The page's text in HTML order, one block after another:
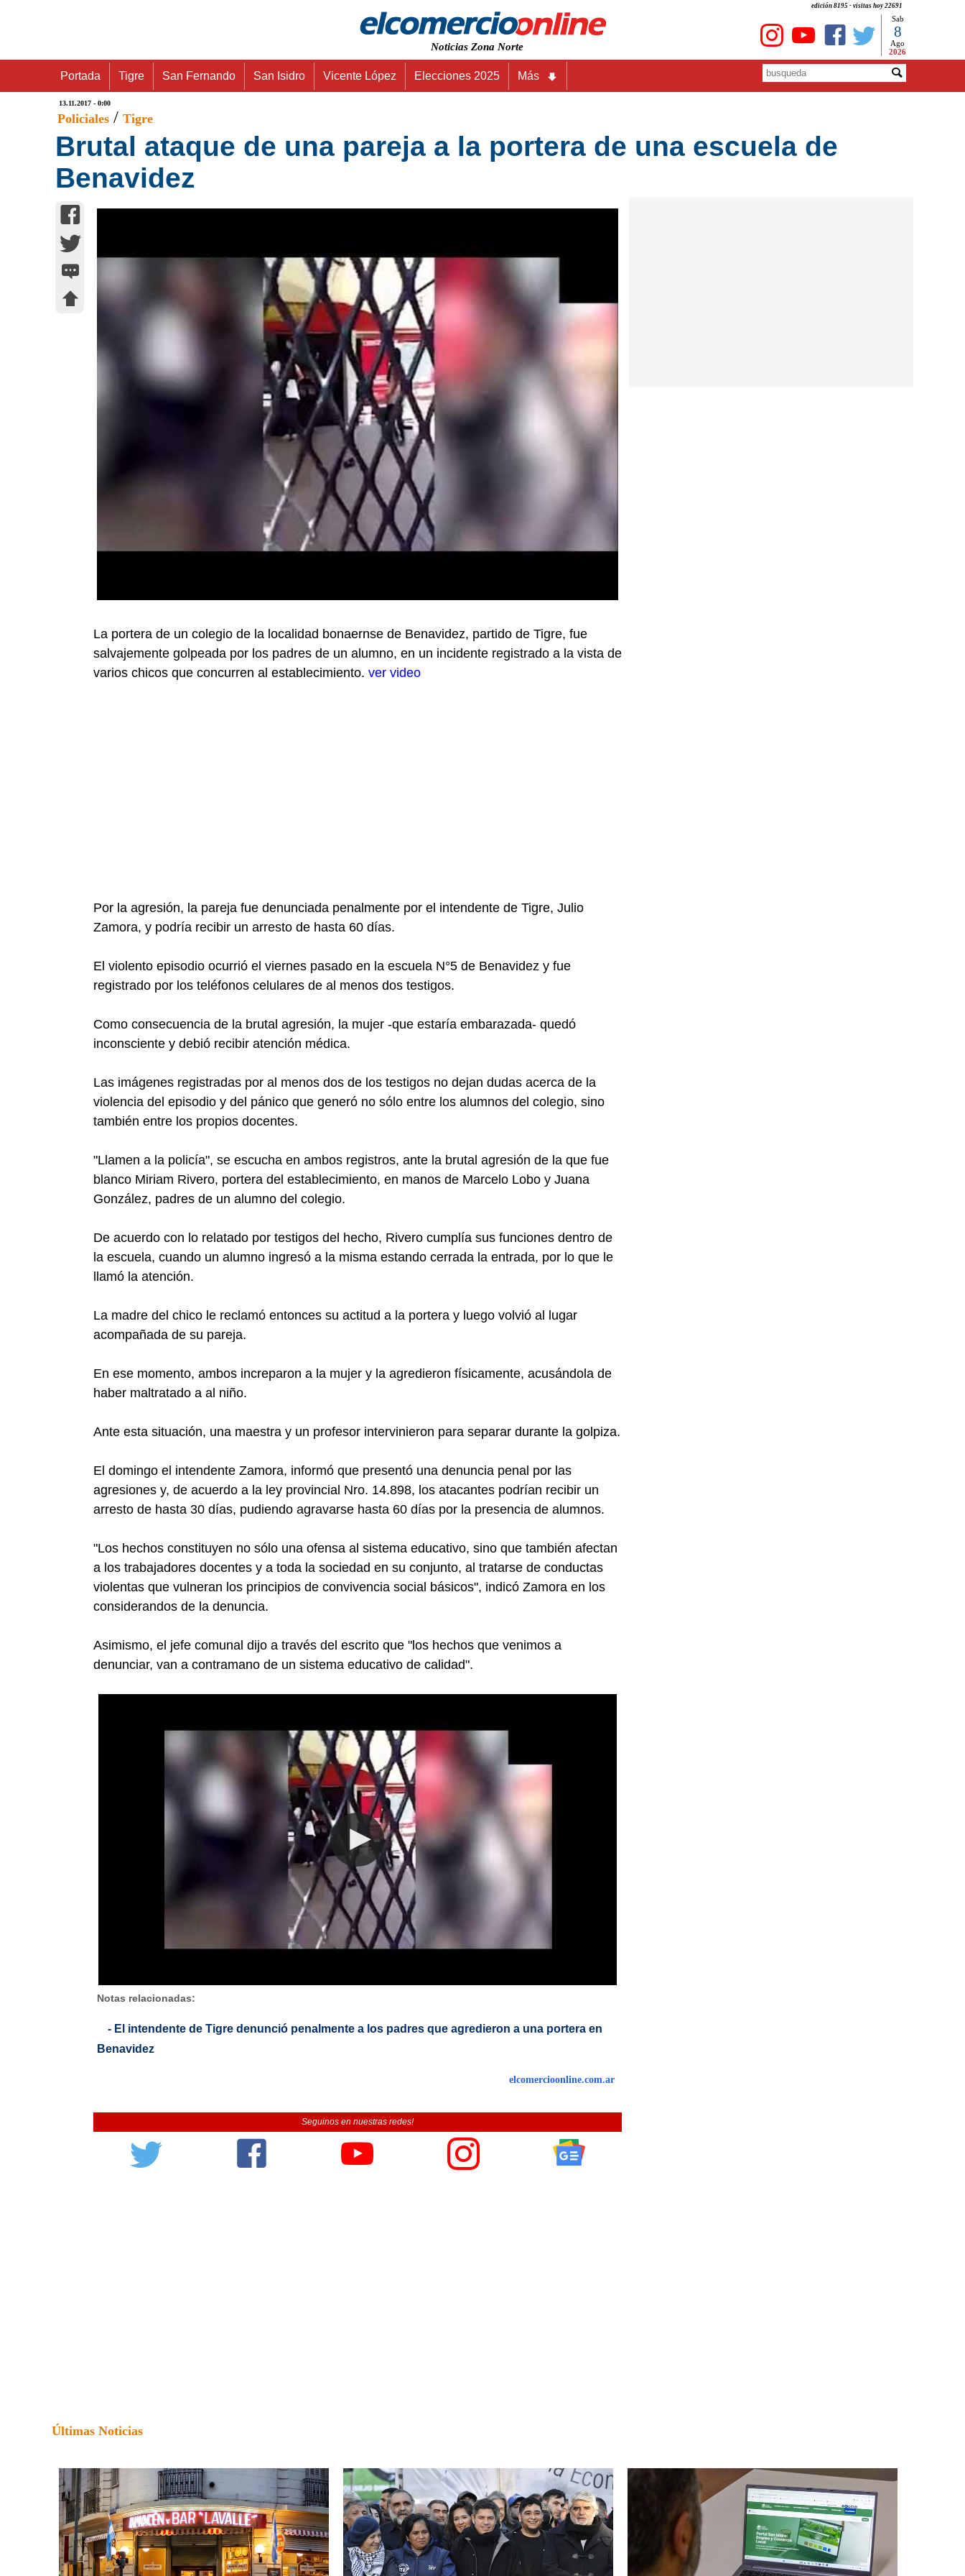
edición 8195 - visitas hoy 22691
Noticias Zona Norte
Sab
8
Ago
2026
Portada Tigre San Fernando San Isidro Vicente López Elecciones 2025 Más
13.11.2017 - 0:00
Policiales / Tigre
Brutal ataque de una pareja a la portera de una escuela de
Benavidez
La portera de un colegio de la localidad bonaernse de Benavidez, partido de Tigre, fue
salvajemente golpeada por los padres de un alumno, en un incidente registrado a la vista de
varios chicos que concurren al establecimiento. ver video
Por la agresión, la pareja fue denunciada penalmente por el intendente de Tigre, Julio
Zamora, y podría recibir un arresto de hasta 60 días.
El violento episodio ocurrió el viernes pasado en la escuela N°5 de Benavidez y fue
registrado por los teléfonos celulares de al menos dos testigos.
Como consecuencia de la brutal agresión, la mujer -que estaría embarazada- quedó
inconsciente y debió recibir atención médica.
Las imágenes registradas por al menos dos de los testigos no dejan dudas acerca de la
violencia del episodio y del pánico que generó no sólo entre los alumnos del colegio, sino
también entre los propios docentes.
"Llamen a la policía", se escucha en ambos registros, ante la brutal agresión de la que fue
blanco Miriam Rivero, portera del establecimiento, en manos de Marcelo Lobo y Juana
González, padres de un alumno del colegio.
De acuerdo con lo relatado por testigos del hecho, Rivero cumplía sus funciones dentro de
la escuela, cuando un alumno ingresó a la misma estando cerrada la entrada, por lo que le
llamó la atención.
La madre del chico le reclamó entonces su actitud a la portera y luego volvió al lugar
acompañada de su pareja.
En ese momento, ambos increparon a la mujer y la agredieron físicamente, acusándola de
haber maltratado a al niño.
Ante esta situación, una maestra y un profesor intervinieron para separar durante la golpiza.
El domingo el intendente Zamora, informó que presentó una denuncia penal por las
agresiones y, de acuerdo a la ley provincial Nro. 14.898, los atacantes podrían recibir un
arresto de hasta 30 días, pudiendo agravarse hasta 60 días por la presencia de alumnos.
"Los hechos constituyen no sólo una ofensa al sistema educativo, sino que también afectan
a los trabajadores docentes y a toda la sociedad en su conjunto, al tratarse de conductas
violentas que vulneran los principios de convivencia social básicos", indicó Zamora en los
considerandos de la denuncia.
Asimismo, el jefe comunal dijo a través del escrito que "los hechos que venimos a
denunciar, van a contramano de un sistema educativo de calidad".
Notas relacionadas:
- El intendente de Tigre denunció penalmente a los padres que agredieron a una portera en
Benavidez
elcomercioonline.com.ar
Seguinos en nuestras redes!
Últimas Noticias